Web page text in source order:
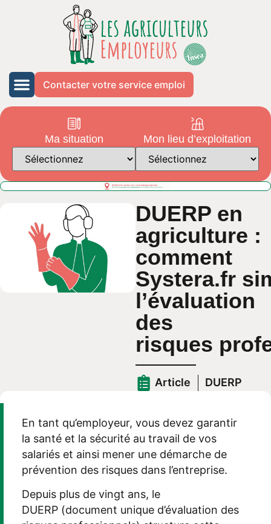
Contacter votre service emploi
Ma situation Mon lieu d’exploitation
DUERP en
agriculture :
comment
Systera.fr
l’évaluation
des
risques
Article DUERP
En tant qu’employeur, vous devez garantir
la santé et la sécurité au travail de vos
salariés et ainsi mener une démarche de
prévention des risques dans l’entreprise.
Depuis plus de vingt ans, le
DUERP (document unique d’évaluation des